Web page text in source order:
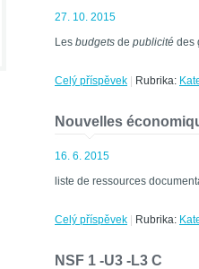
27. 10. 2015
Les budgets de publicité des
Celý příspěvek Rubrika:
Nouvelles
16. 6. 2015
liste de ressources
Celý příspěvek Rubrika:
NSF 1 -U3 -L3 C